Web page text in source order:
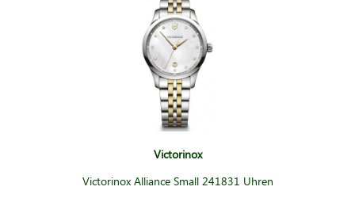
Victorinox
Victorinox Alliance Small 241831 Uhren